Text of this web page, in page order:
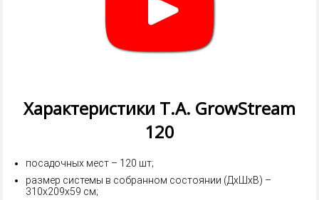
Характеристики T.A. GrowStream
120
посадочных мест – 120 шт;
размер системы в собранном состоянии (ДxШxВ) –
310x209x59 см;